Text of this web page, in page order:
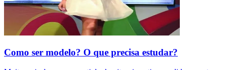
Como ser modelo? O que precisa estudar?